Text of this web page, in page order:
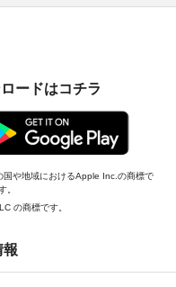
ードはコチラ
や地域におけるApple Inc.の商標で
。
の商標です。
報